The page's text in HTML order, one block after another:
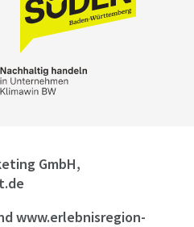
GmbH,
www.erlebnisregion-